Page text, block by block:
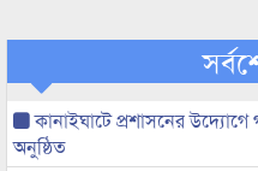
কানাইঘাটে প্রশাসনের
অনুষ্ঠিত